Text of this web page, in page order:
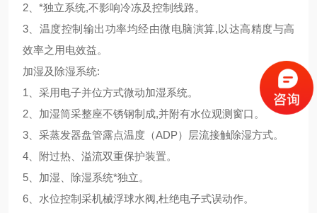
2 、*独立系统,不影响冷冻及控制线路。
3 、温度控制输出功率均经由微电脑演算,以达高精度与高
效率之用电效益。
加湿及除湿系统:
1
、采用电子并位方式微动加湿系统。
2 、加湿筒采整座不锈钢制成,并附有水位观测窗口。
3 、采蒸发器盘管露点温度 （ADP）
层流接触除湿方式。
4 、附过热、溢流双重保护装置。
5 、加湿、除湿系统*独立。
6 、水位控制采机械浮球水阀,杜绝电子式误动作。